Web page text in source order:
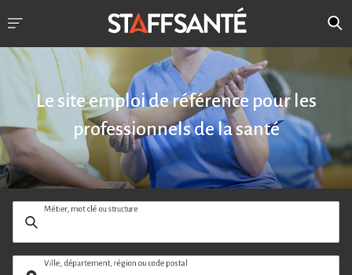
Le site emploi de référence pour les
professionnels de la santé
Métier, mot clé ou structure
Ville, département, région ou code postal